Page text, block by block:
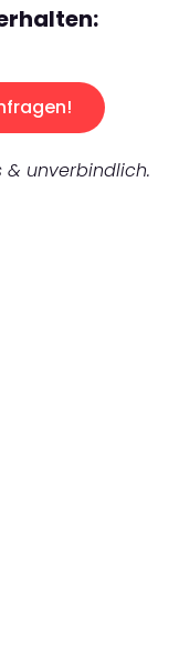
& unverbindlich.